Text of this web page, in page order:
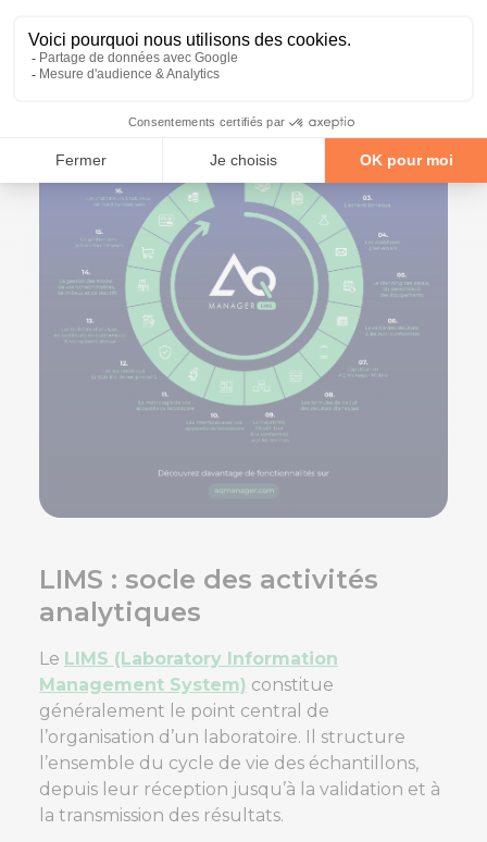
LIMS : socle des activités
analytiques
Le LIMS (Laboratory Information
Management System) constitue
généralement le point central de
l’organisation d’un laboratoire. Il structure
l’ensemble du cycle de vie des échantillons,
depuis leur réception jusqu’à la validation et à
la transmission des résultats.